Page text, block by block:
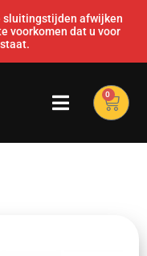
sluitingstijden afwijken
voorkomen dat u voor
0